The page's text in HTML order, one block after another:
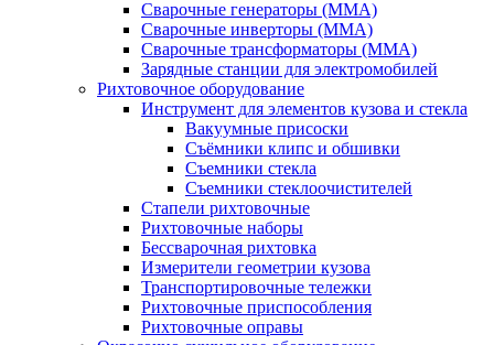
Сварочные генераторы (MMA)
Сварочные инверторы (MMA)
Сварочные трансформаторы (MMA)
Зарядные станции для электромобилей
Рихтовочное оборудование
Инструмент для элементов кузова и стекла
Вакуумные присоски
Съёмники клипс и обшивки
Съемники стекла
Съемники стеклоочистителей
Стапели рихтовочные
Рихтовочные наборы
Бессварочная рихтовка
Измерители геометрии кузова
Транспортировочные тележки
Рихтовочные приспособления
Рихтовочные оправы